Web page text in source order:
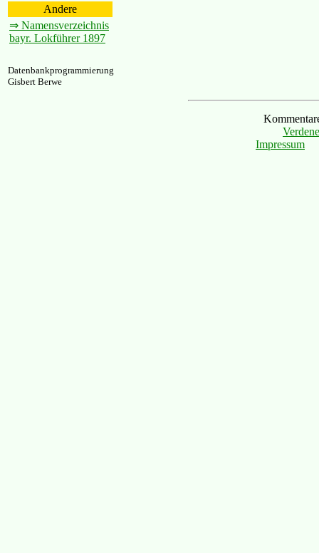
Andere
⇒ Namensverzeichnis
bayr. Lokführer 1897
Datenbankprogrammierung
Gisbert Berwe
Impressum